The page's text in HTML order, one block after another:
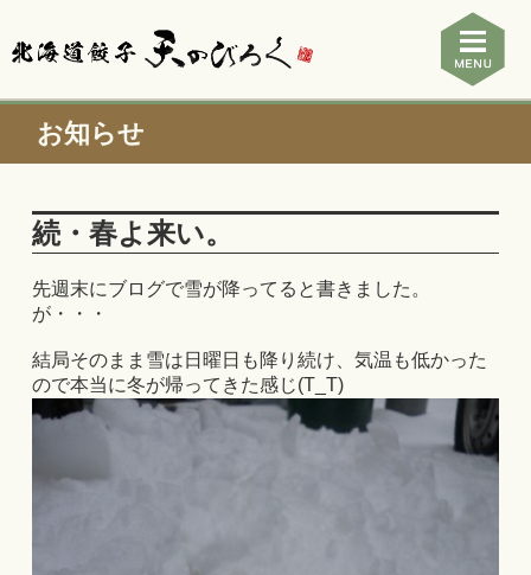
お知らせ
続・春よ来い。
先週末にブログで雪が降ってると書きました。
が・・・
結局そのまま雪は日曜日も降り続け、気温も低かった
ので本当に冬が帰ってきた感じ(T_T)